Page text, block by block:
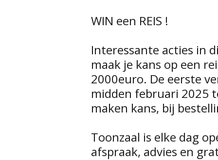
WIN een REIS !
Interessante acties in
maak je kans op een
2000euro. De eerste
midden februari 2025
maken kans, bij
Toonzaal is elke dag
afspraak, advies en